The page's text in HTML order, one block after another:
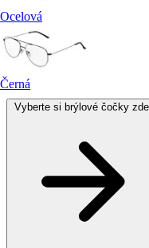
Ocelová
Černá